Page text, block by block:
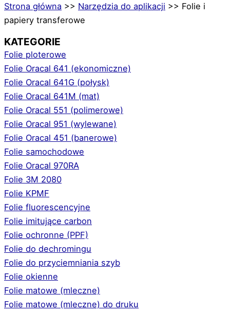
Strona główna >> Narzędzia do aplikacji >> Folie i
papiery transferowe
KATEGORIE
Folie ploterowe
Folie Oracal 641 (ekonomiczne)
Folie Oracal 641G (połysk)
Folie Oracal 641M (mat)
Folie Oracal 551 (polimerowe)
Folie Oracal 951 (wylewane)
Folie Oracal 451 (banerowe)
Folie samochodowe
Folie Oracal 970RA
Folie 3M 2080
Folie KPMF
Folie fluorescencyjne
Folie imitujące carbon
Folie ochronne (PPF)
Folie do dechromingu
Folie do przyciemniania szyb
Folie okienne
Folie matowe (mleczne)
Folie matowe (mleczne) do druku